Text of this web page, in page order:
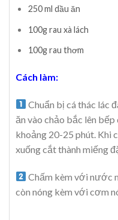
250 ml dầu ăn
100g rau xà lách
100g rau thơm
Cách làm:
Chuẩn bị cá thác lác
ăn vào chảo bắc lên
khoảng 20-25 phút. Khi
xuống cắt thành miếng
Chấm kèm với nước
còn nóng kèm với cơm